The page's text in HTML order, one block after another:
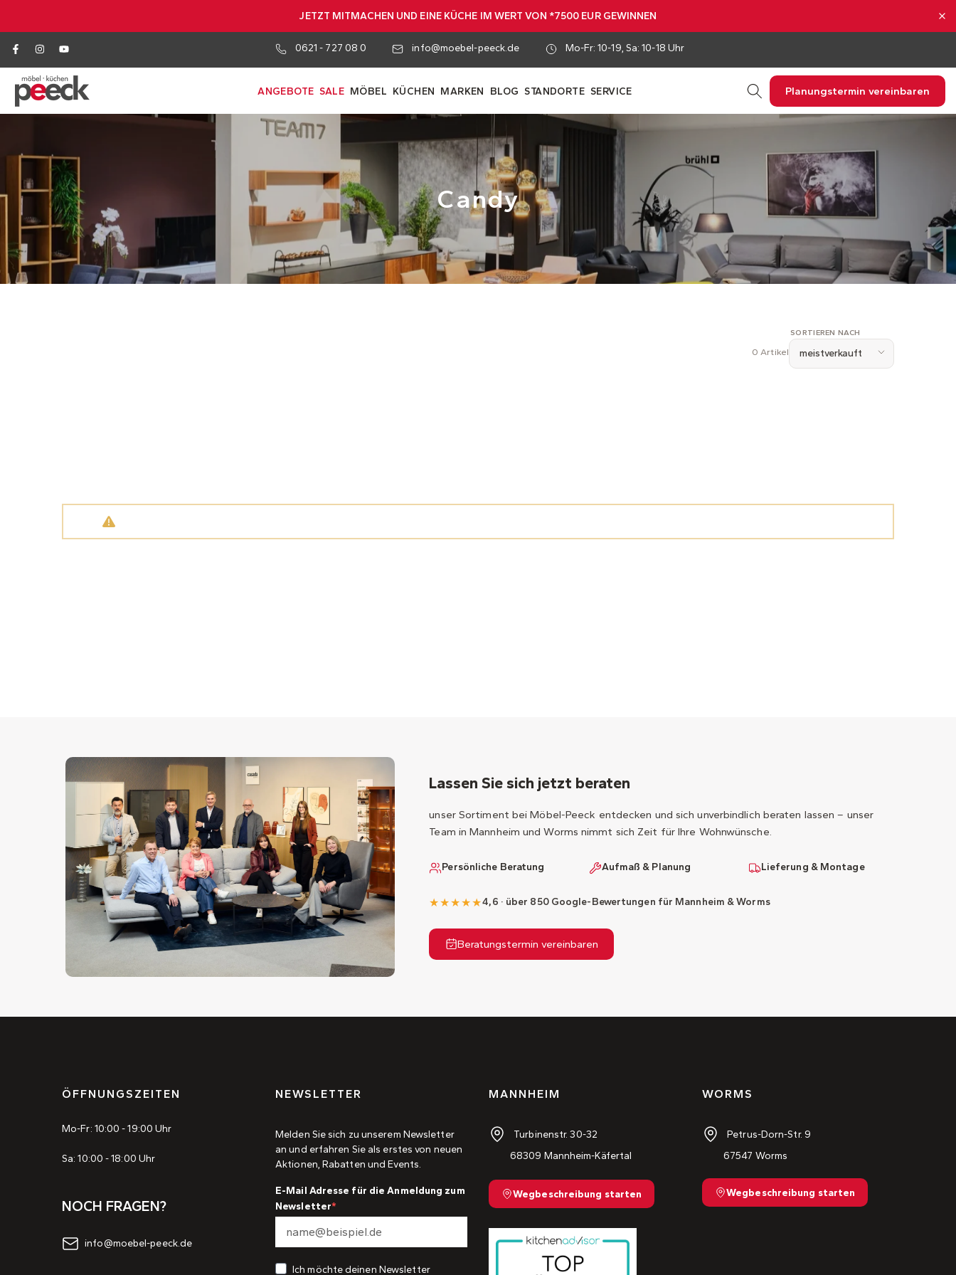
JETZT MITMACHEN UND EINE KÜCHE IM WERT VON *7500 EUR GEWINNEN
0621 - 727 08 0 info@moebel-peeck.de Mo-Fr: 10-19, Sa: 10-18 Uhr
ANGEBOTE SALE MÖBEL KÜCHEN MARKEN BLOG STANDORTE SERVICE Planungstermin vereinbaren
Candy
0 Artikel
SORTIEREN NACH
meistverkauft
Lassen Sie sich jetzt beraten
unser Sortiment bei Möbel-Peeck entdecken und sich unverbindlich beraten lassen – unser
Team in Mannheim und Worms nimmt sich Zeit für Ihre Wohnwünsche.
Persönliche Beratung Aufmaß & Planung Lieferung & Montage
★★★★★4,6 · über 850 Google-Bewertungen für Mannheim & Worms
Beratungstermin vereinbaren
ÖFFNUNGSZEITEN
Mo-Fr: 10:00 - 19:00 Uhr
Sa: 10:00 - 18:00 Uhr
NOCH FRAGEN?
info@moebel-peeck.de
NEWSLETTER
Melden Sie sich zu unserem Newsletter
an und erfahren Sie als erstes von neuen
Aktionen, Rabatten und Events.
E-Mail Adresse für die Anmeldung zum
Newsletter
Ich möchte deinen Newsletter
MANNHEIM
Turbinenstr. 30-32
68309 Mannheim-Käfertal
Wegbeschreibung starten
WORMS
Petrus-Dorn-Str. 9
67547 Worms
Wegbeschreibung starten